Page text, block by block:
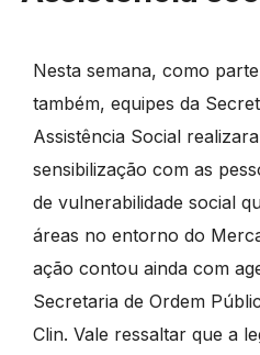
Nesta semana, como
também, equipes da
Assistência Social
sensibilização com as
de vulnerabilidade social
áreas no entorno do
ação contou ainda com
Secretaria de Ordem
Clin. Vale ressaltar que a